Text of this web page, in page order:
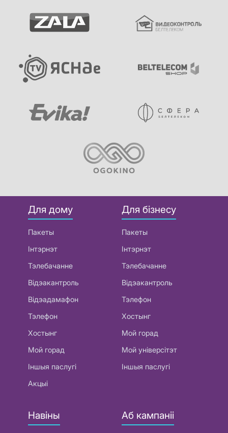
Для дому
Пакеты
Інтэрнэт
Тэлебачанне
Відэакантроль
Відэадамафон
Тэлефон
Хостынг
Мой горад
Іншыя паслугі
Акцыі
Для бізнесу
Пакеты
Інтэрнэт
Тэлебачанне
Відэакантроль
Тэлефон
Хостынг
Мой горад
Мой універсітэт
Іншыя паслугі
Навіны Аб кампаніі